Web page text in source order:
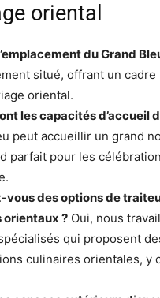
oriental
du Grand
situé, offrant un
oriental.
les capacités d’accueil
peut accueillir un grand
parfait pour les
vous des options de
orientaux ? Oui, nous
qui proposent
culinaires orientales, y